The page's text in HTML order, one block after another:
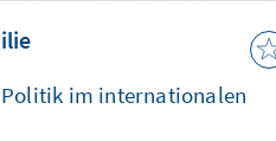
im internationalen